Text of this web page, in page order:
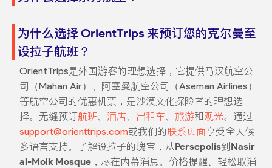
为什么选择 OrientTrips 来预订您的克尔曼至
设拉子航班？
OrientTrips是外国游客的理想选择，它提供马汉航空公
司（Mahan Air）、阿塞曼航空公司（Aseman Airlines）
等航空公司的优惠机票，是沙漠文化探险者的理想选
择。无缝预订航班、 酒店、 出租车、 旅游和观光。通过
support@orienttrips.com或我们的联系页面享受全天候
多语言支持。了解设拉子的瑰宝，从Persepolis到 Nasir
al-Molk Mosque，尽在内幕消息。价格提醒、轻松取消